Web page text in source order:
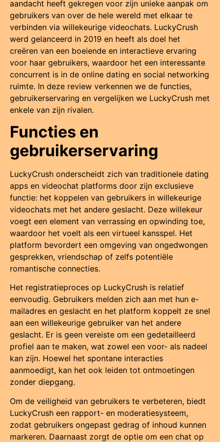
aandacht heeft gekregen voor zijn unieke aanpak om
gebruikers van over de hele wereld met elkaar te
verbinden via willekeurige videochats. LuckyCrush
werd gelanceerd in 2019 en heeft als doel het
creëren van een boeiende en interactieve ervaring
voor haar gebruikers, waardoor het een interessante
concurrent is in de online dating en social networking
ruimte. In deze review verkennen we de functies,
gebruikerservaring en vergelijken we LuckyCrush met
enkele van zijn rivalen.
Functies en
gebruikerservaring
LuckyCrush onderscheidt zich van traditionele dating
apps en videochat platforms door zijn exclusieve
functie: het koppelen van gebruikers in willekeurige
videochats met het andere geslacht. Deze willekeur
voegt een element van verrassing en opwinding toe,
waardoor het voelt als een virtueel kansspel. Het
platform bevordert een omgeving van ongedwongen
gesprekken, vriendschap of zelfs potentiële
romantische connecties.
Het registratieproces op LuckyCrush is relatief
eenvoudig. Gebruikers melden zich aan met hun e-
mailadres en geslacht en het platform koppelt ze snel
aan een willekeurige gebruiker van het andere
geslacht. Er is geen vereiste om een gedetailleerd
profiel aan te maken, wat zowel een voor- als nadeel
kan zijn. Hoewel het spontane interacties
aanmoedigt, kan het ook leiden tot ontmoetingen
zonder diepgang.
Om de veiligheid van gebruikers te verbeteren, biedt
LuckyCrush een rapport- en moderatiesysteem,
zodat gebruikers ongepast gedrag of inhoud kunnen
markeren. Daarnaast zorgt de optie om een chat op